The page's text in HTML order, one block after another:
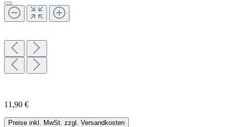
11,90 €
Preise inkl. MwSt. zzgl. Versandkosten